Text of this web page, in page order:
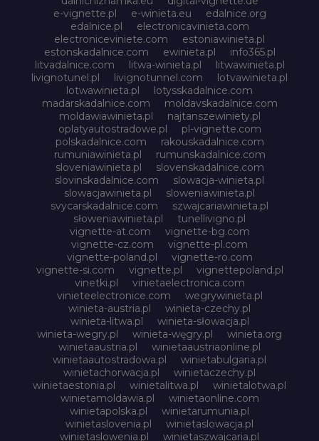
e-vignette.pl
e-winieta.eu
edalnice.org
edalnice.pl
electronicavinieta.com
electroniceviniete.com
estoniawinieta.pl
estonskadalnice.com
ewinieta.pl
info365.pl
litvadalnice.com
litwa-winieta.pl
litwawinieta.pl
livignotunel.pl
livignotunnel.com
lotvawinieta.pl
lotwawinieta.pl
lotysskadalnice.com
madarskadalnice.com
moldavskadalnice.com
moldawiawinieta.pl
najtanszewiniety.pl
oplatyautostradowe.pl
pl-vignette.com
polskadalnice.com
rakouskadalnice.com
rumuniawinieta.pl
rumunskadalnice.com
sloveniawinieta.pl
slovenskadalnice.com
slovinskadalnice.com
slowacja-winieta.pl
slowacjawinieta.pl
sloweniawinieta.pl
svycarskadalnice.com
szwajcariawinieta.pl
słoweniawinieta.pl
tunellivigno.pl
vignette-at.com
vignette-bg.com
vignette-cz.com
vignette-pl.com
vignette-poland.pl
vignette-ro.com
vignette-si.com
vignette.pl
vignettepoland.pl
vinetki.pl
vinietaelectronica.com
vinieteelectronice.com
wegrywinieta.pl
winieta-austria.pl
winieta-czechy.pl
winieta-litwa.pl
winieta-słowacja.pl
winieta-wegry.pl
winieta-węgry.pl
winieta.org
winietaaustria.pl
winietaaustriaonline.pl
winietaautostradowa.pl
winietabulgaria.pl
winietachorwacja.pl
winietaczechy.pl
winietaestonia.pl
winietalitwa.pl
winietalotwa.pl
winietamoldawia.pl
winietaonline.com
winietapolska.pl
winietarumunia.pl
winietaslovenia.pl
winietaslowacja.pl
winietaslowenia.pl
winietaszwajcaria.pl